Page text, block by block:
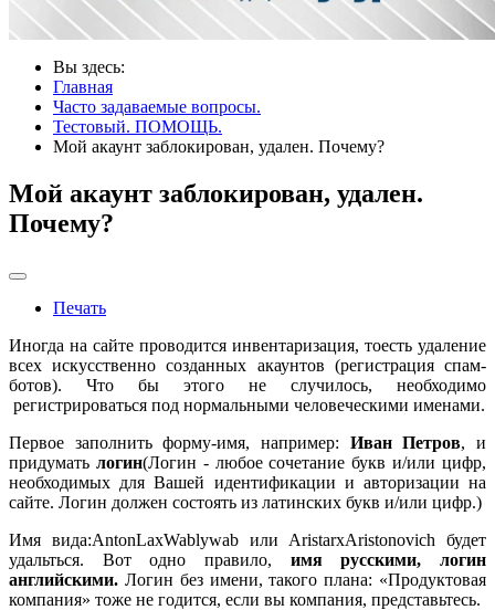
Вы здесь:
Главная
Часто задаваемые вопросы.
Тестовый. ПОМОЩЬ.
Мой акаунт заблокирован, удален. Почему?
Мой акаунт заблокирован, удален.
Почему?
Печать
Иногда на сайте проводится инвентаризация, тоесть удаление
всех искусственно созданных акаунтов (регистрация спам-
ботов). Что бы этого не случилось, необходимо
регистрироваться под нормальными человеческими именами.
Первое заполнить форму-имя, например: Иван Петров, и
придумать логин(Логин - любое сочетание букв и/или цифр,
необходимых для Вашей идентификации и авторизации на
сайте. Логин должен состоять из латинских букв и/или цифр.)
Имя вида:AntonLaxWablywab или AristarxAristonovich будет
удальться. Вот одно правило, имя русскими, логин
английскими. Логин без имени, такого плана: «Продуктовая
компания» тоже не годится, если вы компания, представьтесь.